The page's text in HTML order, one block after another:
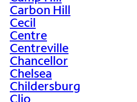
Carbon Hill
Cecil
Centre
Centreville
Chancellor
Chelsea
Childersburg
Clio